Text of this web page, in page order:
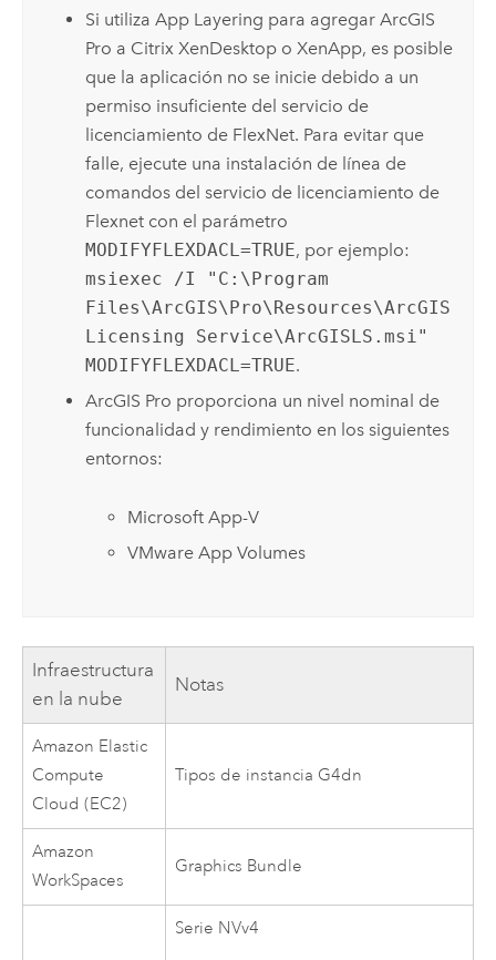
Si utiliza App Layering para agregar ArcGIS
Pro a CitrixXenDesktop o XenApp, es posible
que la aplicación no se inicie debido a un
permiso insuficiente del servicio de
licenciamiento de FlexNet. Para evitar que
falle, ejecute una instalación de línea de
comandos del servicio de licenciamiento de
Flexnet con el parámetro
MODIFYFLEXDACL=TRUE, por ejemplo:
msiexec /I "C:\Program
Files\ArcGIS\Pro\Resources\ArcGIS
Licensing Service\ArcGISLS.msi"
MODIFYFLEXDACL=TRUE.
ArcGIS Pro proporciona un nivel nominal de
funcionalidad y rendimiento en los siguientes
entornos:
Microsoft App-V
VMware App Volumes
Infraestructura
en la nube
Notas
Amazon Elastic
Compute
Cloud (EC2)
Tipos de instancia G4dn
Amazon
WorkSpaces
Graphics Bundle
Serie NVv4